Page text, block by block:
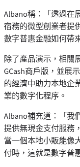
Albano稱：「透過在
宿務的微型創業者提
數字普惠金融如何帶
除了產品演示，相關
GCash商戶版，並展
的經濟中助力本地企
業的數字化程序。
Albano補充道：「我
提供無現金支付服務
當一個本地小販能像
付時，這就是數字普